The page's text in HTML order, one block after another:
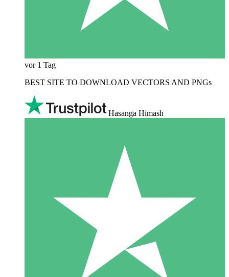
vor 1 Tag
BEST SITE TO DOWNLOAD VECTORS AND PNGs
Hasanga Himash